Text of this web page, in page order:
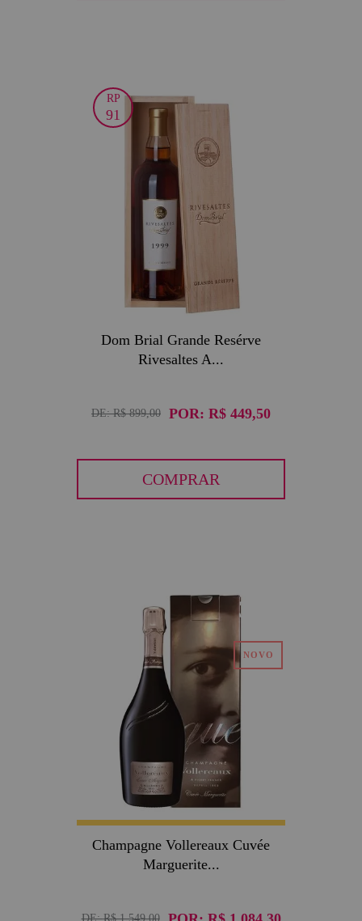
RP
91
Dom Brial Grande Resérve
Rivesaltes A...
DE:R$ 899,00 POR: R$ 449,50
COMPRAR
30
Champagne Vollereaux Cuvée
Marguerite...
DE:R$ 1.549,00